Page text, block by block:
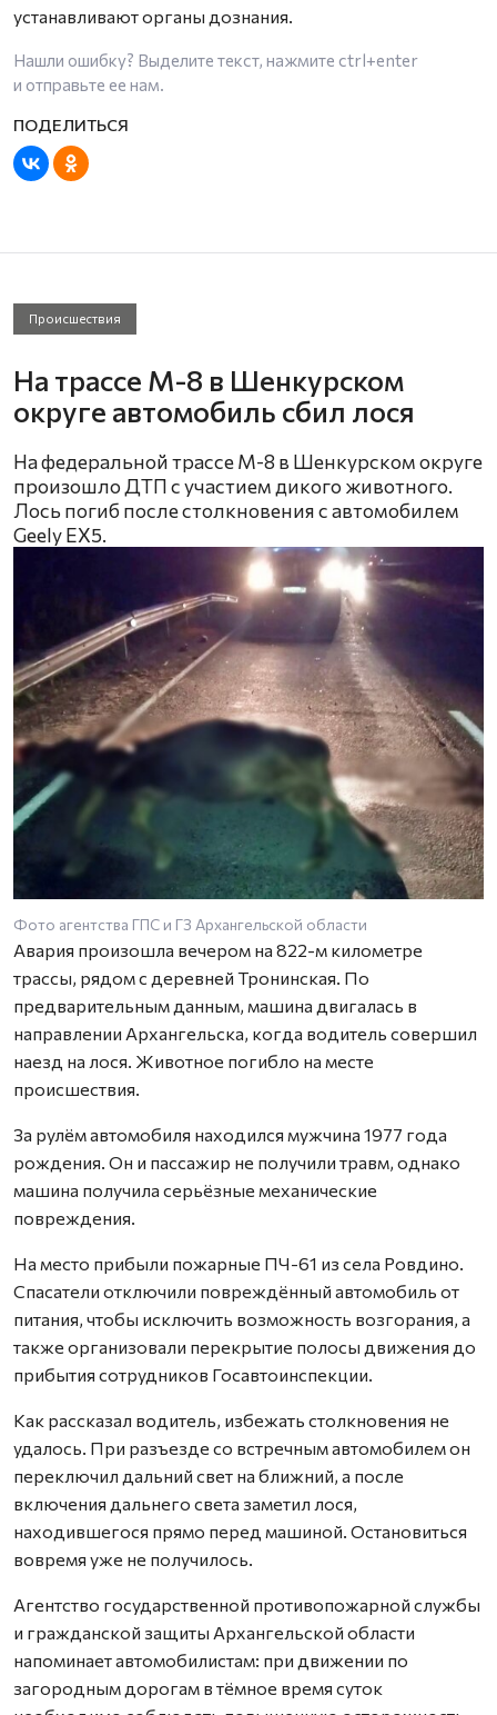
устанавливают органы дознания.
Нашли ошибку? Выделите текст, нажмите ctrl+enter
и отправьте ее нам.
Происшествия
На трассе М-8 в Шенкурском
округе автомобиль сбил лося
На федеральной трассе М-8 в Шенкурском округе
произошло ДТП с участием дикого животного.
Лось погиб после столкновения с автомобилем
Geely EX5.
Фото агентства ГПС и ГЗ Архангельской области
Авария произошла вечером на 822-м километре
трассы, рядом с деревней Тронинская. По
предварительным данным, машина двигалась в
направлении Архангельска, когда водитель совершил
наезд на лося. Животное погибло на месте
происшествия.
За рулём автомобиля находился мужчина 1977 года
рождения. Он и пассажир не получили травм, однако
машина получила серьёзные механические
повреждения.
На место прибыли пожарные ПЧ-61 из села Ровдино.
Спасатели отключили повреждённый автомобиль от
питания, чтобы исключить возможность возгорания, а
также организовали перекрытие полосы движения до
прибытия сотрудников Госавтоинспекции.
Как рассказал водитель, избежать столкновения не
удалось. При разъезде со встречным автомобилем он
переключил дальний свет на ближний, а после
включения дальнего света заметил лося,
находившегося прямо перед машиной. Остановиться
вовремя уже не получилось.
Агентство государственной противопожарной службы
и гражданской защиты Архангельской области
напоминает автомобилистам: при движении по
загородным дорогам в тёмное время суток